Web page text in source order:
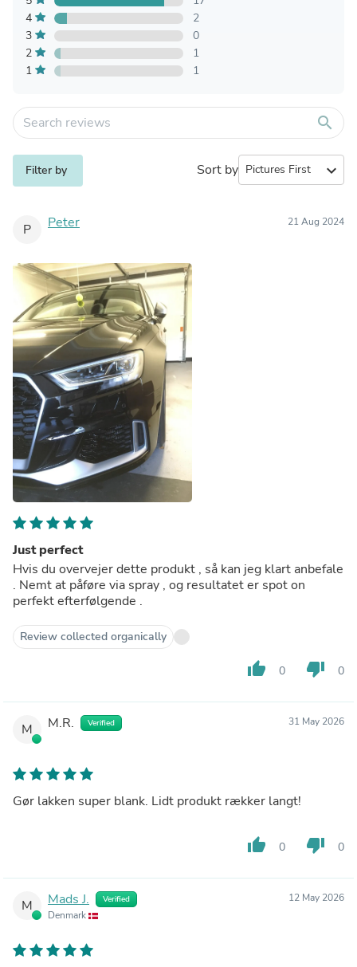
4
2
3
0
2
1
1
1
search
Filter by Sort by expand_more
P Peter 21 Aug 2024
Just perfect
Hvis du overvejer dette produkt , så kan jeg klart anbefale
. Nemt at påføre via spray , og resultatet er spot on
perfekt efterfølgende .
Review collected organically
thumb_up 0 thumb_down 0
M M.R. Verified 31 May 2026
Gør lakken super blank. Lidt produkt rækker langt!
thumb_up 0 thumb_down 0
M Mads J. Verified
Denmark
12 May 2026